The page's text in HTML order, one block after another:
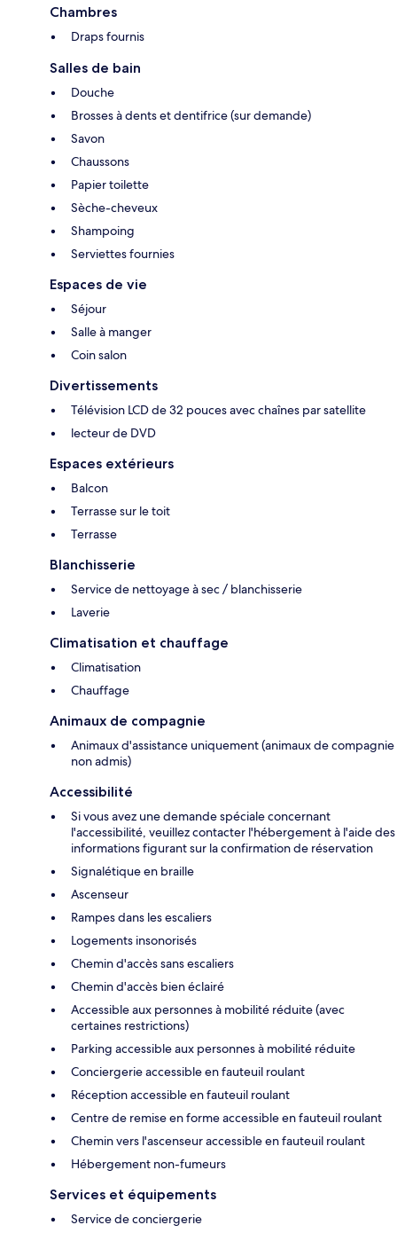
Chambres
Draps fournis
Salles de bain
Douche
Brosses à dents et dentifrice (sur demande)
Savon
Chaussons
Papier toilette
Sèche-cheveux
Shampoing
Serviettes fournies
Espaces de vie
Séjour
Salle à manger
Coin salon
Divertissements
Télévision LCD de 32 pouces avec chaînes par satellite
lecteur de DVD
Espaces extérieurs
Balcon
Terrasse sur le toit
Terrasse
Blanchisserie
Service de nettoyage à sec / blanchisserie
Laverie
Climatisation et chauffage
Climatisation
Chauffage
Animaux de compagnie
Animaux d'assistance uniquement (animaux de compagnie
non admis)
Accessibilité
Si vous avez une demande spéciale concernant
l'accessibilité, veuillez contacter l'hébergement à l'aide des
informations figurant sur la confirmation de réservation
Signalétique en braille
Ascenseur
Rampes dans les escaliers
Logements insonorisés
Chemin d'accès sans escaliers
Chemin d'accès bien éclairé
Accessible aux personnes à mobilité réduite (avec
certaines restrictions)
Parking accessible aux personnes à mobilité réduite
Conciergerie accessible en fauteuil roulant
Réception accessible en fauteuil roulant
Centre de remise en forme accessible en fauteuil roulant
Chemin vers l'ascenseur accessible en fauteuil roulant
Hébergement non-fumeurs
Services et équipements
Service de conciergerie